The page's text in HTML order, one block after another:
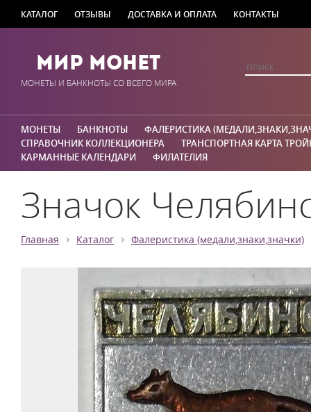
КАТАЛОГ ОТЗЫВЫ ДОСТАВКА И ОПЛАТА КОНТАКТЫ
Мир Монет
МОНЕТЫ И БАНКНОТЫ СО ВСЕГО МИРА
МОНЕТЫ БАНКНОТЫ
ФАЛЕРИСТИКА
СПРАВОЧНИК КОЛЛЕКЦИОНЕРА
ТРАНСПОРТНАЯ КАРТА
КАРМАННЫЕ КАЛЕНДАРИ
ФИЛАТЕЛИЯ
Значок
Главная › Каталог › Фалеристика (медали,знаки,значки)